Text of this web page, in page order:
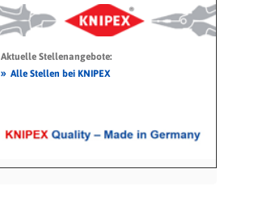
Aktuelle Stellenangebote:
» Alle Stellen bei KNIPEX